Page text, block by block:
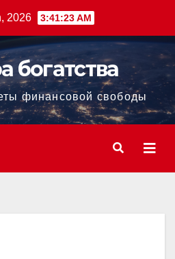
2026 3:41:24 AM
богатства
финансовой свободы